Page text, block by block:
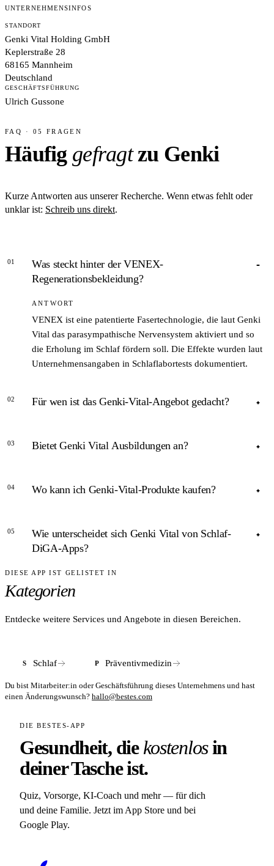
UNTERNEHMENSINFOS
STANDORT
Genki Vital Holding GmbH
Keplerstraße 28
68165 Mannheim
Deutschland
GESCHÄFTSFÜHRUNG
Ulrich Gussone
FAQ · 05 FRAGEN
Häufig gefragtzu Genki
Kurze Antworten aus unserer Recherche. Wenn etwas fehlt oder
unklar ist: Schreib uns direkt.
01
Was steckt hinter der VENEX-
Regenerationsbekleidung?
ANTWORT
VENEX ist eine patentierte Fasertechnologie, die laut Genki
Vital das parasympathische Nervensystem aktiviert und so
die Erholung im Schlaf fördern soll. Die Effekte wurden laut
Unternehmensangaben in Schlaflabortests dokumentiert.
02 Für wen ist das Genki-Vital-Angebot gedacht?
Für Privatpersonen, die ihren Schlaf verbessern möchten,
03 Bietet Genki Vital Ausbildungen an?
Ja. In strukturierten Kursen werden Interessierte zu
eigenen Praxis nutzen.
04 Wo kann ich Genki-Vital-Produkte kaufen?
Primär über den eigenen Onlineshop genki-vital-shop.de
sowie über Partnertherapeuten. Eine breite stationäre Präsenz
05
Wie unterscheidet sich Genki Vital von Schlaf-
DiGA-Apps?
ANTWORT
DiGA-Apps wie Somnio haben eine BfArM-Zulassung und
physisches Produkt ohne Medizinprodukt-Status – kein
DIESE APP IST GELISTET IN
Kategorien
Entdecke weitere Services und Angebote in diesen Bereichen.
S Schlaf P Präventivmedizin
Du bist Mitarbeiter:in oder Geschäftsführung dieses Unternehmens und hast
einen Änderungswunsch? hallo@bestes.com
DIE BESTES-APP
Gesundheit, diekostenlosin
deiner Tasche ist.
Quiz, Vorsorge, KI-Coach und mehr — für dich
und deine Familie. Jetzt im App Store und bei
Google Play.